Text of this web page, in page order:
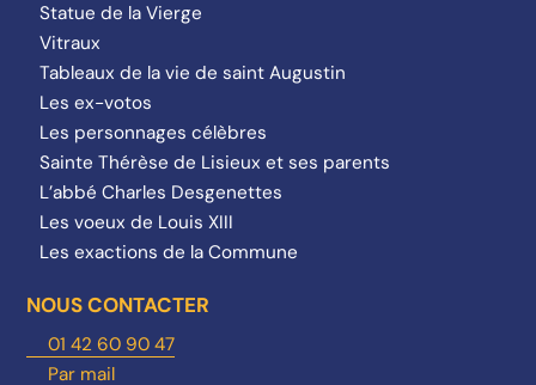
Statue de la Vierge
Vitraux
Tableaux de la vie de saint Augustin
Les ex-votos
Les personnages célèbres
Sainte Thérèse de Lisieux et ses parents
L’abbé Charles Desgenettes
Les voeux de Louis XIII
Les exactions de la Commune
NOUS CONTACTER
01 42 60 90 47
Par mail